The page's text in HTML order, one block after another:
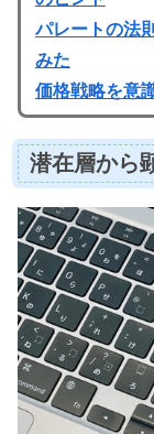
パレートの法
みた
価格戦略を意
潜在層から